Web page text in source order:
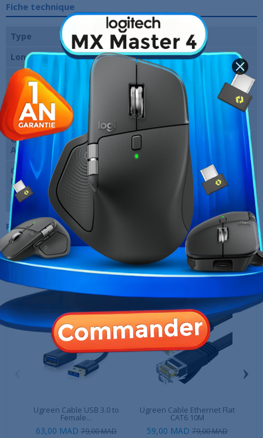
Fiche technique
Type
Câble audio/vidéo
Longueur du câble
3M
Couleur
Connecteur A
HDMI Type A (Standard)
Connecteur B
HDMI Type A (Standard)
Genre de connecteur
A
Male
Genre de connecteur
B
Marque
Références spécifiques
10 AUTRES PRODUITS DANS LA MÊME
CATÉGORIE :
Ugreen Cable USB 3.0 to
Female...
63,00 MAD 79,00 MAD
Ugreen Cable Ethernet Flat
CAT6 10M
59,00 MAD 79,00 MAD
›